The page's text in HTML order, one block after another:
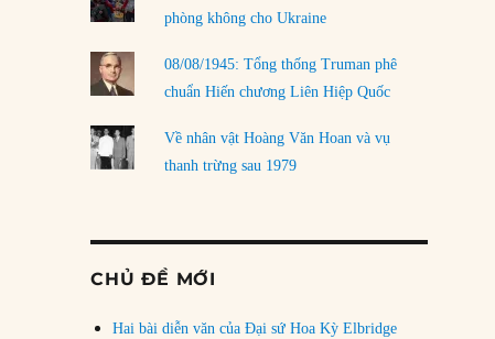
phòng không cho Ukraine
08/08/1945: Tổng thống Truman phê
chuẩn Hiến chương Liên Hiệp Quốc
Về nhân vật Hoàng Văn Hoan và vụ
thanh trừng sau 1979
CHỦ ĐỀ MỚI
Hai bài diễn văn của Đại sứ Hoa Kỳ Elbridge